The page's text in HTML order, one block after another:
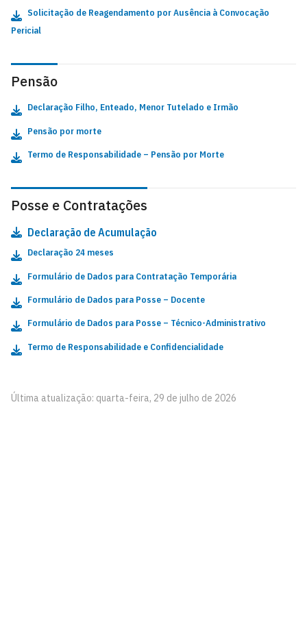
Solicitação de Reagendamento por Ausência à Convocação
Pericial
Pensão
Declaração Filho, Enteado, Menor Tutelado e Irmão
Pensão por morte
Termo de Responsabilidade – Pensão por Morte
Posse e Contratações
Declaração de Acumulação
Declaração 24 meses
Formulário de Dados para Contratação Temporária
Formulário de Dados para Posse – Docente
Formulário de Dados para Posse – Técnico-Administrativo
Termo de Responsabilidade e Confidencialidade
Última atualização: quarta-feira, 29 de julho de 2026